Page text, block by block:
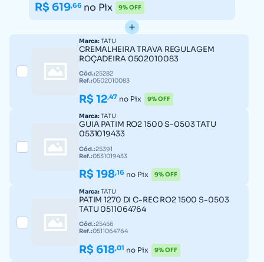
R$ 619,66 no Pix 9% OFF
Marca:TATU
CREMALHEIRA TRAVA REGULAGEM
ROÇADEIRA 0502010083
Cód.:25282
Ref.:0502010083
R$ 12,47 no Pix 9% OFF
Marca:TATU
GUIA PATIM RO2 1500 S-0503 TATU
0531019433
Cód.:25391
Ref.:0531019433
R$ 198,16 no Pix 9% OFF
Marca:TATU
PATIM 1270 DI C-REC RO2 1500 S-0503
TATU 0511064764
Cód.:25456
Ref.:0511064764
R$ 618,01 no Pix 9% OFF